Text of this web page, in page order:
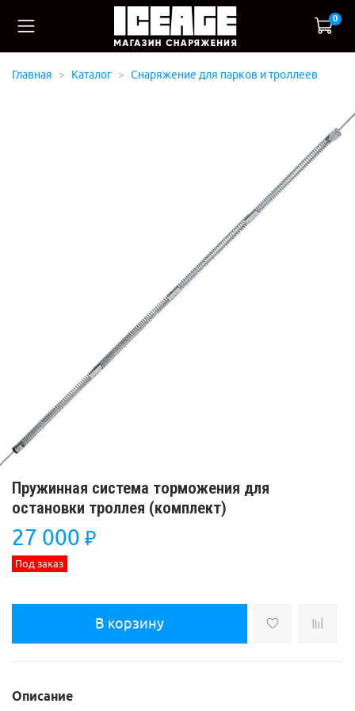
0
Главная Каталог Снаряжение для парков и троллеев
Пружинная система торможения для
остановки троллея (комплект)
27 000 ₽
Под заказ
В корзину
Описание